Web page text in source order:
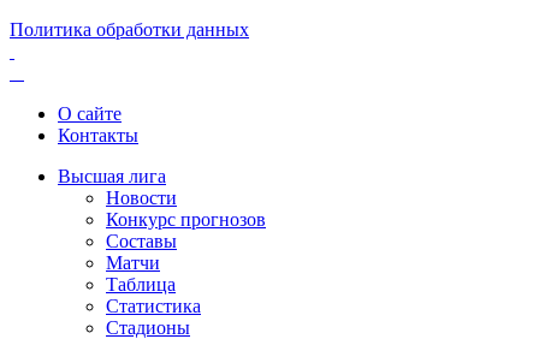
Политика обработки данных
О сайте
Контакты
Высшая лига
Новости
Конкурс прогнозов
Составы
Матчи
Таблица
Статистика
Стадионы